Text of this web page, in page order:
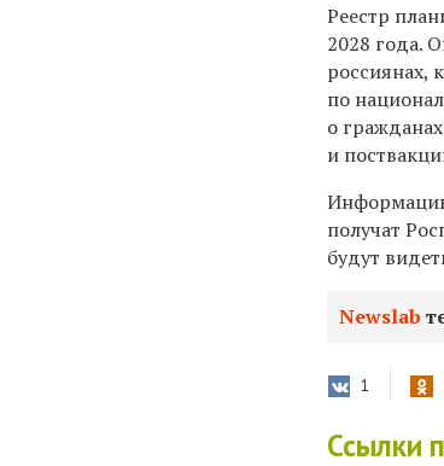
Реестр
2028 года.
россиянах,
по
о
и
получат
будут
Newslab
1
Ссылки